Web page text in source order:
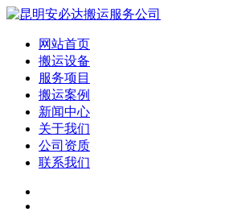
网站首页
搬运设备
服务项目
搬运案例
新闻中心
关于我们
公司资质
联系我们